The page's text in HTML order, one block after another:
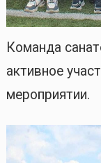
Команда
активное
мероприятии.